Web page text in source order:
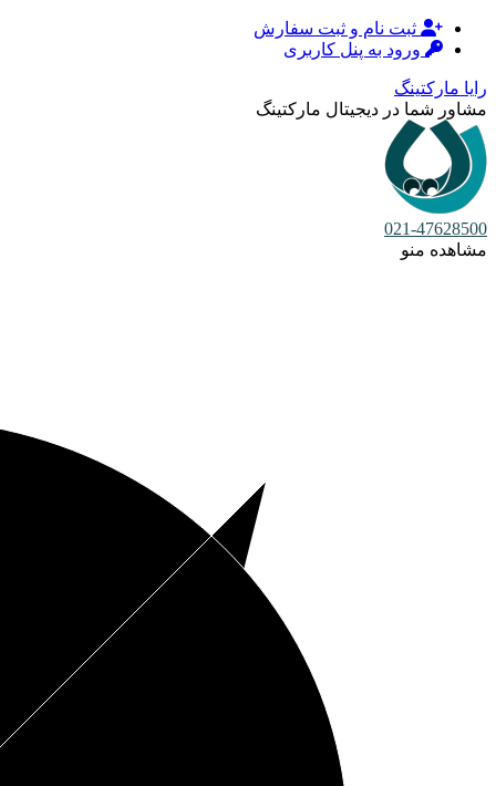
ثبت نام و ثبت سفارش
ورود به پنل کاربری
رایا مارکتینگ
مشاور شما در دیجیتال مارکتینگ
021-47628500
مشاهده منو